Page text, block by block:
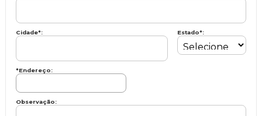
Cidade*: Estado*:
*Endereço:
Observação: